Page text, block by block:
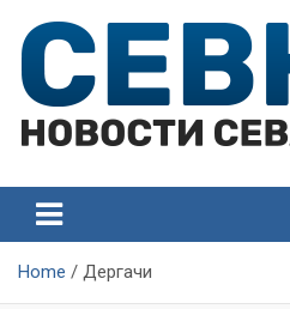
content
Севастополя
Севастополя
Home Дергачи